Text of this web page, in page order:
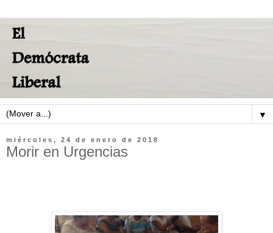
▼
miércoles, 24 de enero de 2018
Morir en Urgencias